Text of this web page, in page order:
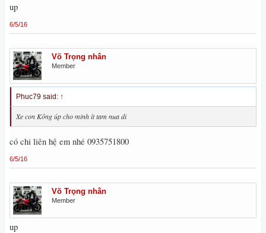
up
6/5/16
Võ Trọng nhân
Member
Phuc79 said: ↑
Xe con Kông úp cho minh ít tam nua di
có chi liên hệ em nhé 0935751800
6/5/16
Võ Trọng nhân
Member
up